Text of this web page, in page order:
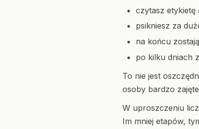
czytasz etykietę
psikniesz za
na końcu
po kilku dniach
To nie jest
osoby bardzo
W uproszczeniu
Im mniej etapów,